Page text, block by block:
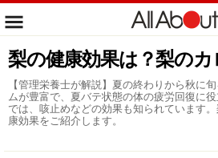
梨の健康効果は？梨の
【管理栄養士が解説】夏の終わりから秋に
ムが豊富で、夏バテ状態の体の疲労回復に
では、咳止めなどの効果も知られています
康効果をご紹介します。